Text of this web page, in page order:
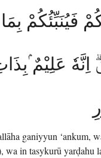
فَيُنَبِّئُكُمْ
اِنَّهٗ عَلِيْمٌ
ganiyyun ‘ankum,
wa in tasykurū yarḍahu